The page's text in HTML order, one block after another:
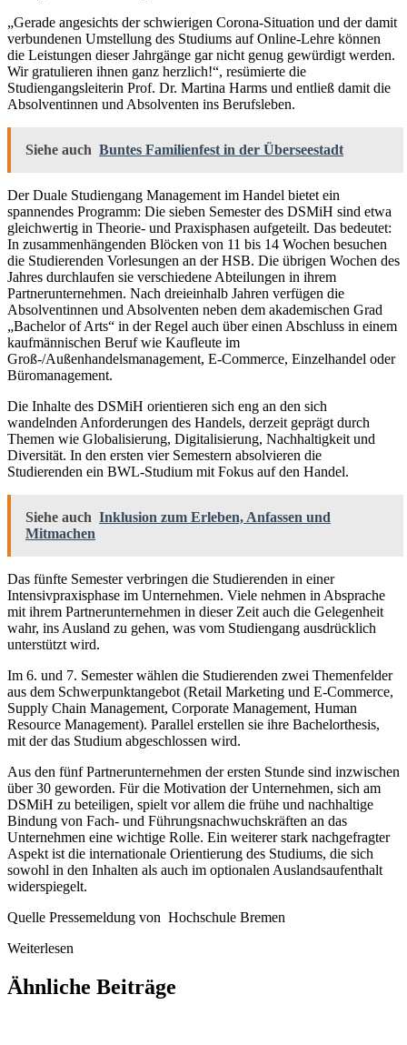
„Gerade angesichts der schwierigen Corona-Situation und der damit
verbundenen Umstellung des Studiums auf Online-Lehre können
die Leistungen dieser Jahrgänge gar nicht genug gewürdigt werden.
Wir gratulieren ihnen ganz herzlich!“, resümierte die
Studiengangsleiterin Prof. Dr. Martina Harms und entließ damit die
Absolventinnen und Absolventen ins Berufsleben.
Siehe auch Buntes Familienfest in der Überseestadt
Der Duale Studiengang Management im Handel bietet ein
spannendes Programm: Die sieben Semester des DSMiH sind etwa
gleichwertig in Theorie- und Praxisphasen aufgeteilt. Das bedeutet:
In zusammenhängenden Blöcken von 11 bis 14 Wochen besuchen
die Studierenden Vorlesungen an der HSB. Die übrigen Wochen des
Jahres durchlaufen sie verschiedene Abteilungen in ihrem
Partnerunternehmen. Nach dreieinhalb Jahren verfügen die
Absolventinnen und Absolventen neben dem akademischen Grad
„Bachelor of Arts“ in der Regel auch über einen Abschluss in einem
kaufmännischen Beruf wie Kaufleute im
Groß-/Außenhandelsmanagement, E-Commerce, Einzelhandel oder
Büromanagement.
Die Inhalte des DSMiH orientieren sich eng an den sich
wandelnden Anforderungen des Handels, derzeit geprägt durch
Themen wie Globalisierung, Digitalisierung, Nachhaltigkeit und
Diversität. In den ersten vier Semestern absolvieren die
Studierenden ein BWL-Studium mit Fokus auf den Handel.
Siehe auch Inklusion zum Erleben, Anfassen und
Mitmachen
Das fünfte Semester verbringen die Studierenden in einer
Intensivpraxisphase im Unternehmen. Viele nehmen in Absprache
mit ihrem Partnerunternehmen in dieser Zeit auch die Gelegenheit
wahr, ins Ausland zu gehen, was vom Studiengang ausdrücklich
unterstützt wird.
Im 6. und 7. Semester wählen die Studierenden zwei Themenfelder
aus dem Schwerpunktangebot (Retail Marketing und E-Commerce,
Supply Chain Management, Corporate Management, Human
Resource Management). Parallel erstellen sie ihre Bachelorthesis,
mit der das Studium abgeschlossen wird.
Aus den fünf Partnerunternehmen der ersten Stunde sind inzwischen
über 30 geworden. Für die Motivation der Unternehmen, sich am
DSMiH zu beteiligen, spielt vor allem die frühe und nachhaltige
Bindung von Fach- und Führungsnachwuchskräften an das
Unternehmen eine wichtige Rolle. Ein weiterer stark nachgefragter
Aspekt ist die internationale Orientierung des Studiums, die sich
sowohl in den Inhalten als auch im optionalen Auslandsaufenthalt
widerspiegelt.
Quelle Pressemeldung von Hochschule Bremen
Weiterlesen
Ähnliche Beiträge